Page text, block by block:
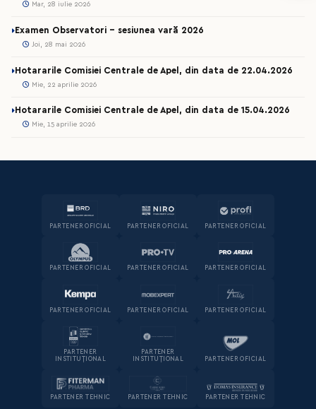
Mar, 28 iulie 2026
Examen Observatori - sesiunea vară 2026
Joi, 28 mai 2026
Hotararile Comisiei Centrale de Apel, din data de 22.04.2026
Mie, 22 aprilie 2026
Hotararile Comisiei Centrale de Apel, din data de 15.04.2026
Mie, 15 aprilie 2026
PARTENER OFICIAL PARTENER OFICIAL PARTENER OFICIAL
PARTENER OFICIAL PARTENER OFICIAL PARTENER OFICIAL
PARTENER OFICIAL PARTENER OFICIAL PARTENER OFICIAL
PARTENER
INSTITUȚIONAL
PARTENER
INSTITUȚIONAL
PARTENER OFICIAL
PARTENER TEHNIC PARTENER TEHNIC PARTENER TEHNIC